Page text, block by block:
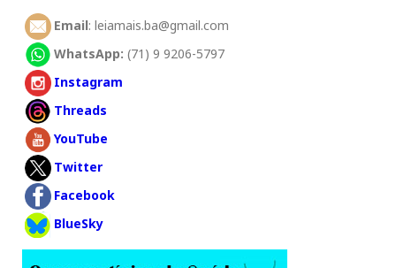
Email: leiamais.ba@gmail.com
WhatsApp: (71) 9 9206-5797
Instagram
Threads
YouTube
Twitter
Facebook
BlueSky